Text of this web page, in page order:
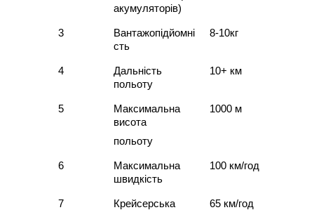
акумуляторів)
3
Вантажопідйомні
сть
8-10кг
4
Дальність
польоту
10+ км
5
Максимальна
висота
польоту
1000 м
6
Максимальна
швидкість
100 км/год
7
Крейсерська
65 км/год